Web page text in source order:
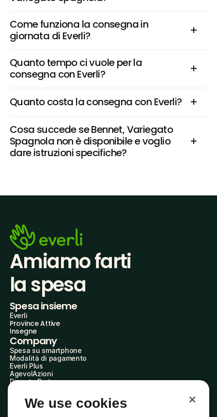
Come funziona la consegna in
giornata di Everli?
Quanto tempo ci vuole per la
consegna con Everli?
Quanto costa la consegna con Everli?
Cosa succede se Bennet, Variegato
Spagnola non è disponibile e voglio
dare istruzioni specifiche?
Amiamo farti
la spesa
Spesa insieme
Everli
Province Attive
Insegne
Company
Spesa su smartphone
Modalità di pagamento
Everli Plus
AgevolAzioni
Diventa Partner
Everli Shoppers
About Us
We use cookies